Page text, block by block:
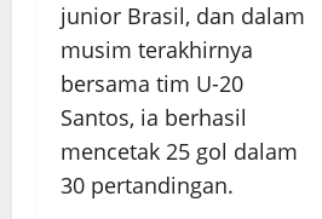
junior Brasil, dan dalam
musim terakhirnya
bersama tim U-20
Santos, ia berhasil
mencetak 25 gol dalam
30 pertandingan.